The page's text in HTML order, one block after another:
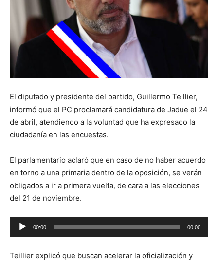
El diputado y presidente del partido, Guillermo Teillier,
informó que el PC proclamará candidatura de Jadue el 24
de abril, atendiendo a la voluntad que ha expresado la
ciudadanía en las encuestas.
El parlamentario aclaró que en caso de no haber acuerdo
en torno a una primaria dentro de la oposición, se verán
obligados a ir a primera vuelta, de cara a las elecciones
del 21 de noviembre.
Reproductor
de
00:00 00:00
Teillier explicó que buscan acelerar la oficialización y